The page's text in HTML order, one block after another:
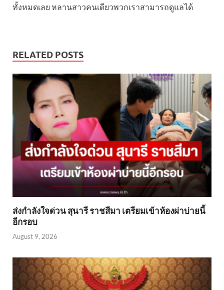
ทั้งหมดเลย หลานสาวคนเดียวพวกเราสามารถดูแลได้
RELATED POSTS
ส่งกำลังใจด่วน สุนารี ราชสีมา เตรียมเข้าห้องผ่าบ่ายนี้
อีกรอบ
August 9, 2026